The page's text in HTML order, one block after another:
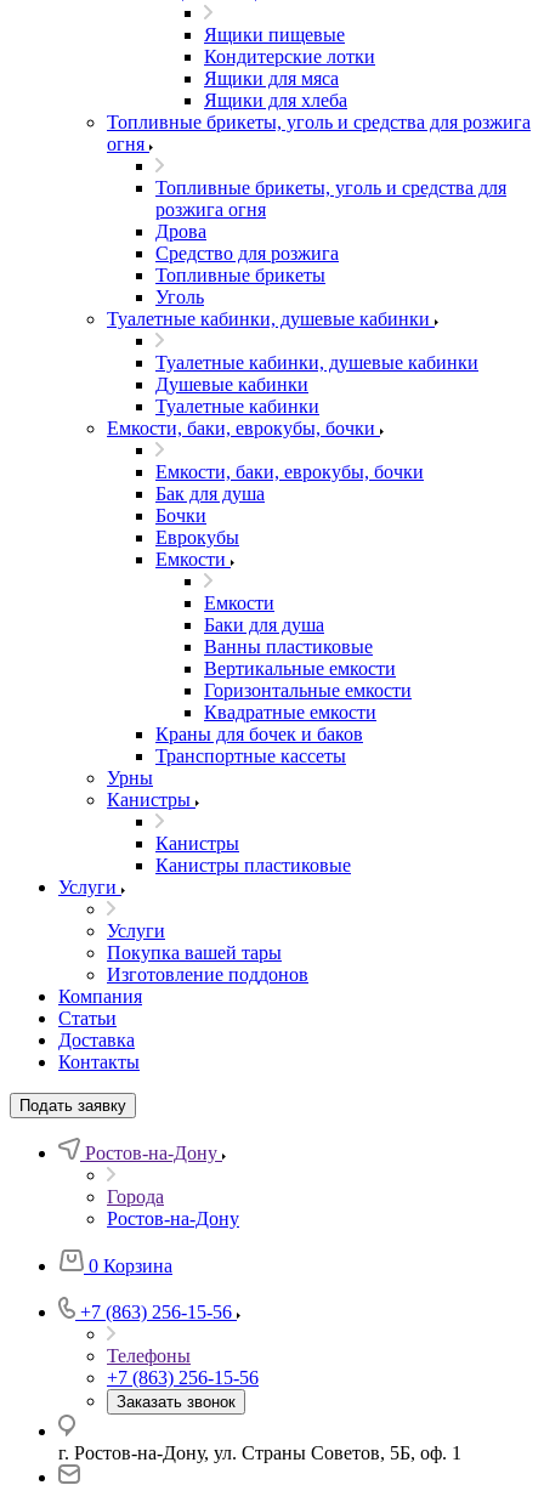
Ящики пищевые
Кондитерские лотки
Ящики для мяса
Ящики для хлеба
Топливные брикеты, уголь и средства для розжига
огня
Топливные брикеты, уголь и средства для
розжига огня
Дрова
Средство для розжига
Топливные брикеты
Уголь
Туалетные кабинки, душевые кабинки
Туалетные кабинки, душевые кабинки
Душевые кабинки
Туалетные кабинки
Емкости, баки, еврокубы, бочки
Емкости, баки, еврокубы, бочки
Бак для душа
Бочки
Еврокубы
Емкости
Емкости
Баки для душа
Ванны пластиковые
Вертикальные емкости
Горизонтальные емкости
Квадратные емкости
Краны для бочек и баков
Транспортные кассеты
Урны
Канистры
Канистры
Канистры пластиковые
Услуги
Услуги
Покупка вашей тары
Изготовление поддонов
Компания
Статьи
Доставка
Контакты
Подать заявку
Ростов-на-Дону
Города
Ростов-на-Дону
0 Корзина
+7 (863) 256-15-56
Телефоны
+7 (863) 256-15-56
Заказать звонок
г. Ростов-на-Дону, ул. Страны Советов, 5Б, оф. 1